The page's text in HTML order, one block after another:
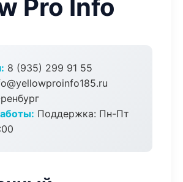
Pro Info
8 (935) 299 91 55
Поддержка: Пн-Пт